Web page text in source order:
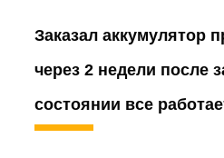
Заказал аккумулятор
через 2 недели после
состоянии все